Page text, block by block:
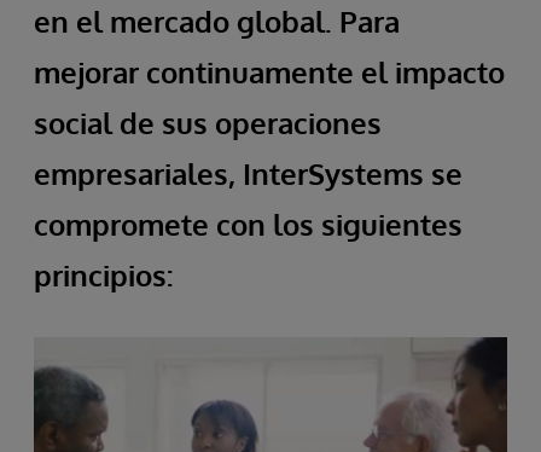
en el mercado global. Para
mejorar continuamente el impacto
social de sus operaciones
empresariales, InterSystems se
compromete con los siguientes
principios: